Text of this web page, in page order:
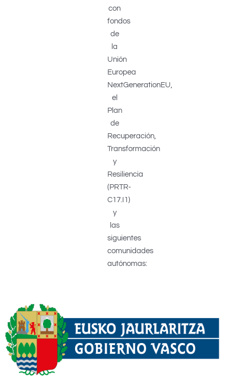
con
fondos
de
la
Unión
Europea
NextGenerationEU,
el
Plan
de
Recuperación,
Transformación
y
Resiliencia
(PRTR-
C17.I1)
y
las
siguientes
comunidades
autónomas: